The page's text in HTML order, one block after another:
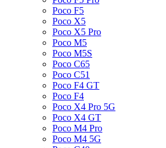
Poco F5
Poco X5
Poco X5 Pro
Poco M5
Poco M5S
Poco C65
Poco C51
Poco F4 GT
Poco F4
Poco X4 Pro 5G
Poco X4 GT
Poco M4 Pro
Poco M4 5G